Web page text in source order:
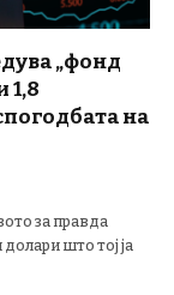
„фонд
1,8
на
за правда
што тој ја